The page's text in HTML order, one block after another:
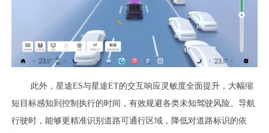
此外，星途ES与星途ET的交互响应灵敏度全面提升，大幅缩
短目标感知到控制执行的时间，有效规避各类未知驾驶风险。导航
行驶时，能够更精准识别道路可通行区域，降低对道路标识的依